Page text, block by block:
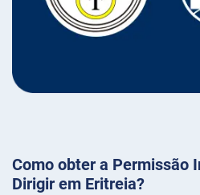
Como obter a Permissão
Dirigir em Eritreia?